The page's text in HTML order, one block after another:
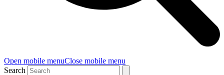
Open mobile menuClose mobile menu
Search